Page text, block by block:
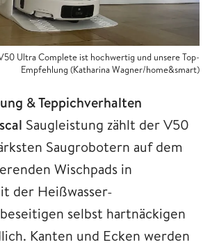
Ultra Complete ist hochwertig und unsere Top-
Empfehlung (Katharina Wagner/home&smart)
& Teppichverhalten
Saugleistung zählt der V50
Saugrobotern auf dem
Wischpads in
der Heißwasser-
selbst hartnäckigen
Kanten und Ecken werden